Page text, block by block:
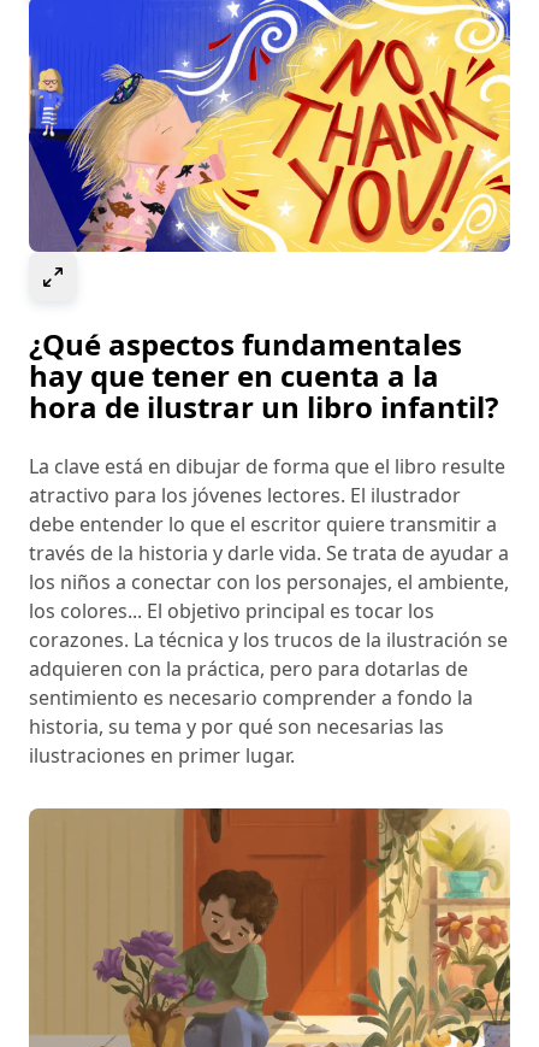
¿Qué aspectos fundamentales
hay que tener en cuenta a la
hora de ilustrar un libro infantil?
La clave está en dibujar de forma que el libro resulte
atractivo para los jóvenes lectores. El ilustrador
debe entender lo que el escritor quiere transmitir a
través de la historia y darle vida. Se trata de ayudar a
los niños a conectar con los personajes, el ambiente,
los colores... El objetivo principal es tocar los
corazones. La técnica y los trucos de la ilustración se
adquieren con la práctica, pero para dotarlas de
sentimiento es necesario comprender a fondo la
historia, su tema y por qué son necesarias las
ilustraciones en primer lugar.